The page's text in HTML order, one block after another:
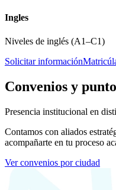
Ingles
Niveles de inglés (A1–C1)
Solicitar información
Convenios y
Presencia institucional en
Contamos con aliados
acompañarte en tu proceso
Ver convenios por ciudad